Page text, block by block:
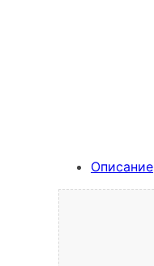
Описание